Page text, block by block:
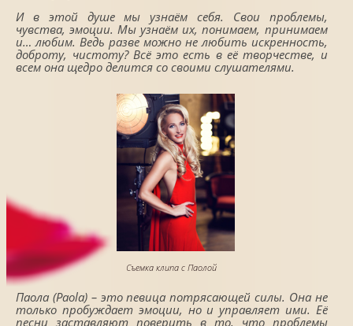
И в этой душе мы узнаём себя. Свои проблемы,
чувства, эмоции. Мы узнаём их, понимаем, принимаем
и… любим. Ведь разве можно не любить искренность,
доброту, чистоту? Всё это есть в её творчестве, и
всем она щедро делится со своими слушателями.
Съемка клипа с Паолой
Паола (Paola) – это певица потрясающей силы. Она не
только пробуждает эмоции, но и управляет ими. Её
песни заставляют поверить в то, что проблемы